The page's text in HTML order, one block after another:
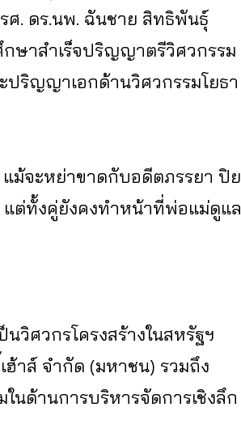
. ดร.นพ. ฉันชาย สิทธิพันธุ์
าสำเร็จปริญญาตรีวิศวกรรม
ปริญญาเอกด้านวิศวกรรมโยธา
ม้จะหย่าขาดกับอดีตภรรยา ปิย
แต่ทั้งคู่ยังคงทำหน้าที่พ่อแม่ดูแล
วิศวกรโครงสร้างในสหรัฐฯ
าส์ จำกัด (มหาชน) รวมถึง
นด้านการบริหารจัดการเชิงลึก